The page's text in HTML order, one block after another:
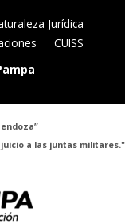
Jurídica
CUISS
a las juntas militares."